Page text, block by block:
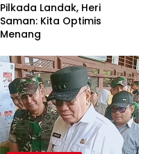
Pilkada Landak, Heri
Saman: Kita Optimis
Menang